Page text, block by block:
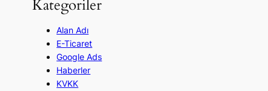
Kategoriler
Alan Adı
E-Ticaret
Google Ads
Haberler
KVKK